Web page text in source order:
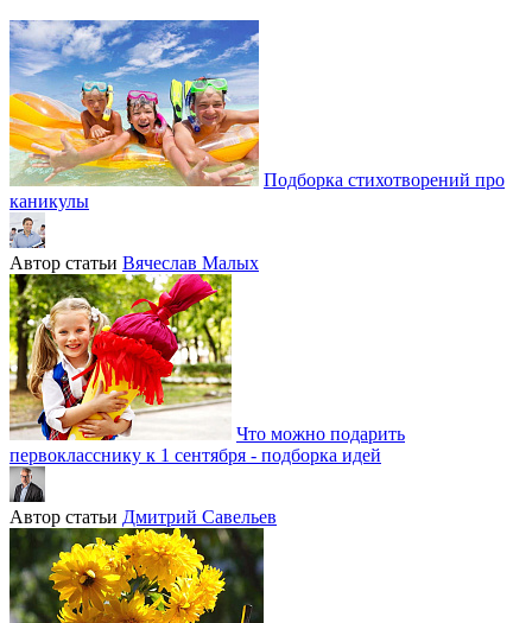
Подборка стихотворений про
каникулы
Автор статьи Вячеслав Малых
Что можно подарить
первокласснику к 1 сентября - подборка идей
Автор статьи Дмитрий Савельев